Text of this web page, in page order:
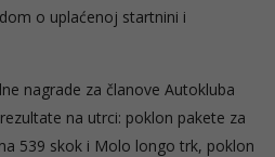
o uplaćenoj startnini i
nagrade za članove Autokluba
na utrci: poklon pakete za
539 skok i Molo longo trk, poklon